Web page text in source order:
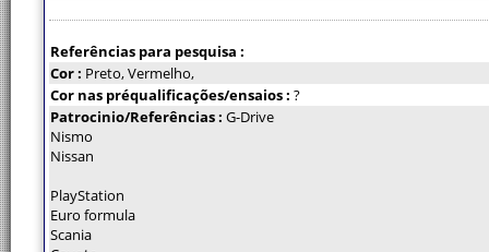
Referências para pesquisa :
Cor : Preto, Vermelho,
Cor nas préqualificações/ensaios : ?
Patrocinio/Referências : G-Drive
Nismo
Nissan
PlayStation
Euro formula
Scania